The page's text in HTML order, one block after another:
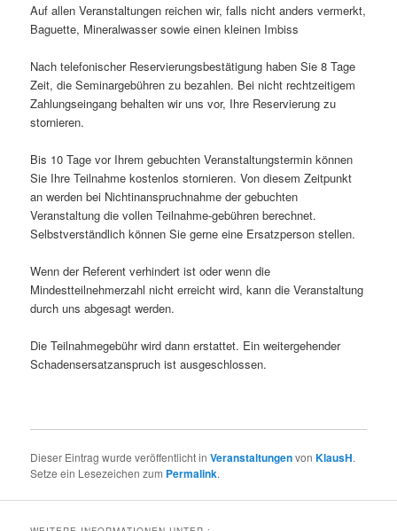
Auf allen Veranstaltungen reichen wir, falls nicht anders vermerkt,
Baguette, Mineralwasser sowie einen kleinen Imbiss
Nach telefonischer Reservierungsbestätigung haben Sie 8 Tage
Zeit, die Seminargebühren zu bezahlen. Bei nicht rechtzeitigem
Zahlungseingang behalten wir uns vor, Ihre Reservierung zu
stornieren.
Bis 10 Tage vor Ihrem gebuchten Veranstaltungstermin können
Sie Ihre Teilnahme kostenlos stornieren. Von diesem Zeitpunkt
an werden bei Nichtinanspruchnahme der gebuchten
Veranstaltung die vollen Teilnahme-gebühren berechnet.
Selbstverständlich können Sie gerne eine Ersatzperson stellen.
Wenn der Referent verhindert ist oder wenn die
Mindestteilnehmerzahl nicht erreicht wird, kann die Veranstaltung
durch uns abgesagt werden.
Die Teilnahmegebühr wird dann erstattet. Ein weitergehender
Schadensersatzanspruch ist ausgeschlossen.
Dieser Eintrag wurde veröffentlicht inVeranstaltungenvonKlausH.
Setze ein Lesezeichen zum Permalink.